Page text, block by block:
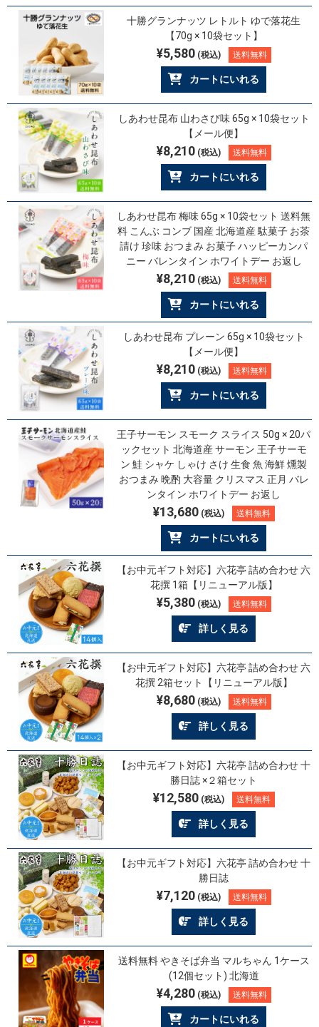
十勝グランナッツ レトルト ゆで落花生
【70g × 10袋セット】
¥5,580(税込) 送料無料
カートにいれる
しあわせ昆布 山わさび味 65g × 10袋セット
【メール便】
¥8,210(税込) 送料無料
カートにいれる
しあわせ昆布 梅味 65g × 10袋セット 送料無
料 こんぶ コンブ 国産 北海道産 駄菓子 お茶
請け 珍味 おつまみ お菓子 ハッピーカンパ
ニー バレンタイン ホワイトデー お返し
¥8,210(税込) 送料無料
カートにいれる
しあわせ昆布 プレーン 65g × 10袋セット
【メール便】
¥8,210(税込) 送料無料
カートにいれる
王子サーモン スモーク スライス 50g × 20パ
ックセット 北海道産 サーモン 王子サーモ
ン 鮭 シャケ しゃけ さけ 生食 魚 海鮮 燻製
おつまみ 晩酌 大容量 クリスマス 正月 バレ
ンタイン ホワイトデー お返し
¥13,680(税込) 送料無料
カートにいれる
【お中元ギフト対応】六花亭 詰め合わせ 六
花撰 1箱【リニューアル版】
¥5,380(税込) 送料無料
詳しく見る
【お中元ギフト対応】六花亭 詰め合わせ 六
花撰 2箱セット【リニューアル版】
¥8,680(税込) 送料無料
詳しく見る
【お中元ギフト対応】六花亭 詰め合わせ 十
勝日誌 ×２箱セット
¥12,580(税込) 送料無料
詳しく見る
【お中元ギフト対応】六花亭 詰め合わせ 十
勝日誌
¥7,120(税込) 送料無料
詳しく見る
送料無料 やきそば弁当 マルちゃん 1ケース
(12個セット) 北海道
¥4,280(税込) 送料無料
カートにいれる